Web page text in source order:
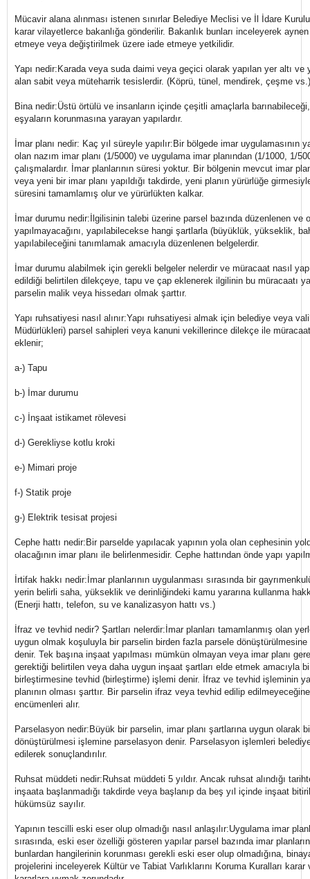
Mücavir alana alınması istenen sınırlar Belediye Meclisi ve İl İdare
karar vilayetlerce bakanlığa gönderilir. Bakanlık bunları inceleyerek
etmeye veya değiştirilmek üzere iade etmeye yetkilidir.
Yapı nedir:Karada veya suda daimi veya geçici olarak yapılan yer altı ve
alan sabit veya müteharrik tesislerdir. (Köprü, tünel, mendirek, çeşme vs.)
Bina nedir:Üstü örtülü ve insanların içinde çeşitli amaçlarla
eşyaların korunmasına yarayan yapılardır.
İmar planı nedir: Kaç yıl süreyle yapılır:Bir bölgede imar uygulamasının
olan nazım imar planı (1/5000) ve uygulama imar planından (1/1000, 1/
çalışmalardır. İmar planlarının süresi yoktur. Bir bölgenin mevcut imar
veya yeni bir imar planı yapıldığı takdirde, yeni planın yürürlüğe
süresini tamamlamış olur ve yürürlükten kalkar.
İmar durumu nedir:İlgilisinin talebi üzerine parsel bazında düzenlenen ve
yapılmayacağını, yapılabilecekse hangi şartlarla (büyüklük, yükseklik,
yapılabileceğini tanımlamak amacıyla düzenlenen belgelerdir.
İmar durumu alabilmek için gerekli belgeler nelerdir ve müracaat nasıl
edildiği belirtilen dilekçeye, tapu ve çap eklenerek ilgilinin bu müracaatı
parselin malik veya hissedarı olmak şarttır.
Yapı ruhsatiyesi nasıl alınır:Yapı ruhsatiyesi almak için belediye veya
Müdürlükleri) parsel sahipleri veya kanuni vekillerince dilekçe ile
eklenir;
a-) Tapu
b-) İmar durumu
c-) İnşaat istikamet rölevesi
d-) Gerekliyse kotlu kroki
e-) Mimari proje
f-) Statik proje
g-) Elektrik tesisat projesi
Cephe hattı nedir:Bir parselde yapılacak yapının yola olan cephesinin
olacağının imar planı ile belirlenmesidir. Cephe hattından önde yapı
İrtifak hakkı nedir:İmar planlarının uygulanması sırasında bir
yerin belirli saha, yükseklik ve derinliğindeki kamu yararına kullanma
(Enerji hattı, telefon, su ve kanalizasyon hattı vs.)
İfraz ve tevhid nedir? Şartları nelerdir:İmar planları tamamlanmış olan
uygun olmak koşuluyla bir parselin birden fazla parsele dönüştürülmesine
denir. Tek başına inşaat yapılması mümkün olmayan veya imar planı
gerektiği belirtilen veya daha uygun inşaat şartları elde etmek amacıyla
birleştirmesine tevhid (birleştirme) işlemi denir. İfraz ve tevhid işleminin
planının olması şarttır. Bir parselin ifraz veya tevhid edilip
encümenleri alır.
Parselasyon nedir:Büyük bir parselin, imar planı şartlarına uygun olarak
dönüştürülmesi işlemine parselasyon denir. Parselasyon işlemleri
edilerek sonuçlandırılır.
Ruhsat müddeti nedir:Ruhsat müddeti 5 yıldır. Ancak ruhsat alındığı
inşaata başlanmadığı takdirde veya başlanıp da beş yıl içinde inşaat
hükümsüz sayılır.
Yapının tescilli eski eser olup olmadığı nasıl anlaşılır:Uygulama imar
sırasında, eski eser özelliği gösteren yapılar parsel bazında imar
bunlardan hangilerinin korunması gerekli eski eser olup olmadığına,
projelerini inceleyerek Kültür ve Tabiat Varlıklarını Koruma Kuralları